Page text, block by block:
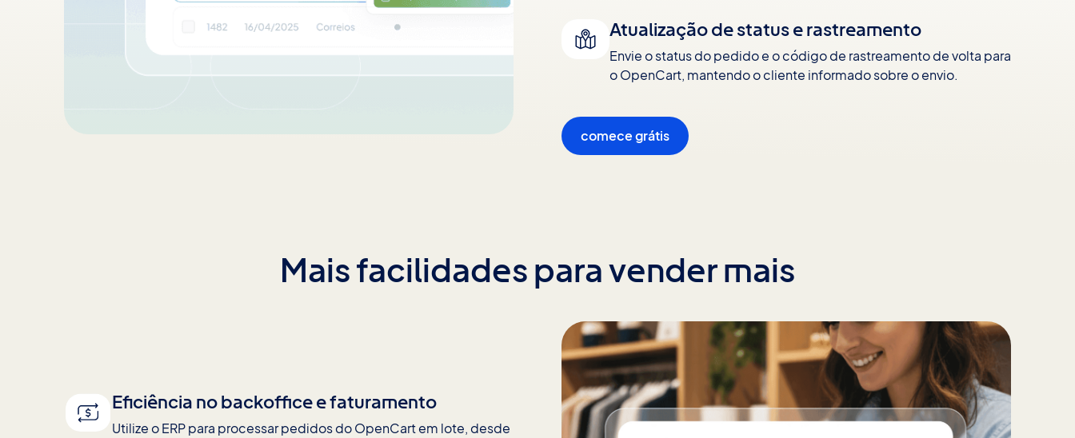
Atualização de status e rastreamento
Envie o status do pedido e o código de rastreamento de volta para
o OpenCart, mantendo o cliente informado sobre o envio.
comece grátis
Mais facilidades para vender mais
Eficiência no backoffice e faturamento
Utilize o ERP para processar pedidos do OpenCart em lote, desde